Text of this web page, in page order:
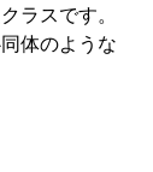
ラスです。
体のような